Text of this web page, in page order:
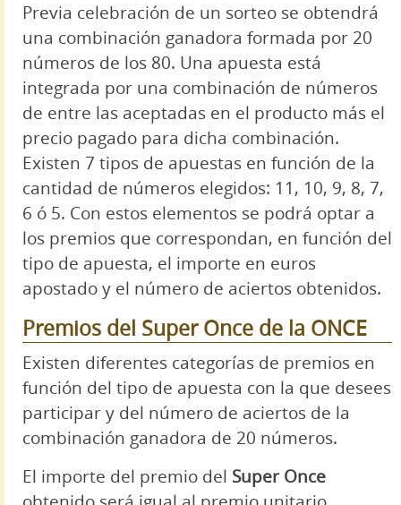
Previa celebración de un sorteo se obtendrá
una combinación ganadora formada por 20
números de los 80. Una apuesta está
integrada por una combinación de números
de entre las aceptadas en el producto más el
precio pagado para dicha combinación.
Existen 7 tipos de apuestas en función de la
cantidad de números elegidos: 11, 10, 9, 8, 7,
6 ó 5. Con estos elementos se podrá optar a
los premios que correspondan, en función del
tipo de apuesta, el importe en euros
apostado y el número de aciertos obtenidos.
Premios del Super Once de la ONCE
Existen diferentes categorías de premios en
función del tipo de apuesta con la que desees
participar y del número de aciertos de la
combinación ganadora de 20 números.
El importe del premio del Super Once